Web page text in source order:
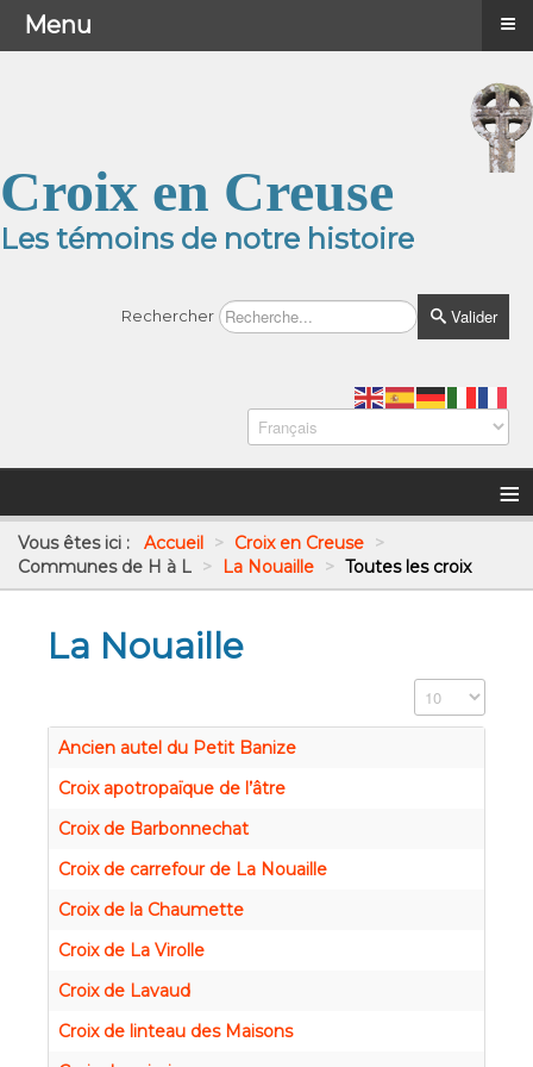
Croix en Creuse
Les témoins de notre histoire
Rechercher Valider
≡
Vous êtes ici : Accueil > Croix en Creuse >
Communes de H à L > La Nouaille > Toutes les croix
La Nouaille
Affichage #
Ancien autel du Petit Banize
Croix apotropaïque de l’âtre
Croix de Barbonnechat
Croix de carrefour de La Nouaille
Croix de la Chaumette
Croix de La Virolle
Croix de Lavaud
Croix de linteau des Maisons
Menu ≡
Menu ≡